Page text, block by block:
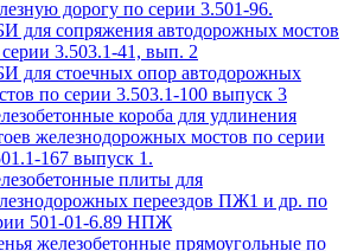
дорогу по серии 3.501-96.
для сопряжения автодорожных мостов
3.503.1-41, вып. 2
для стоечных опор автодорожных
по серии 3.503.1-100 выпуск 3
короба для удлинения
железнодорожных мостов по серии
167 выпуск 1.
плиты для
переездов ПЖ1 и др. по
501-01-6.89 НПЖ
железобетонные прямоугольные по